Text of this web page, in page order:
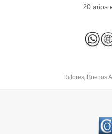
20 años
Dolores, Buenos